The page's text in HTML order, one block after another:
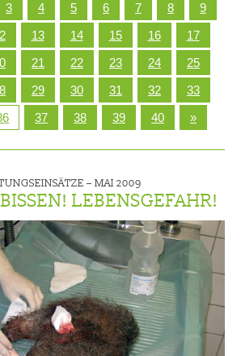
3 4 5 6 7 8
9
13 14 15 16
17
21 22 23 24
25
29 30 31 32
33
37 38 39 40 »
– MAI 2009
LEBENSGEFAHR!